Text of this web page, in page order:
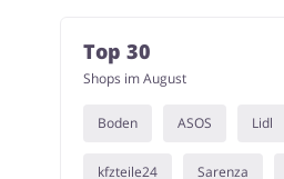
Top 30
Shops im August
Boden ASOS Lidl
kfzteile24 Sarenza